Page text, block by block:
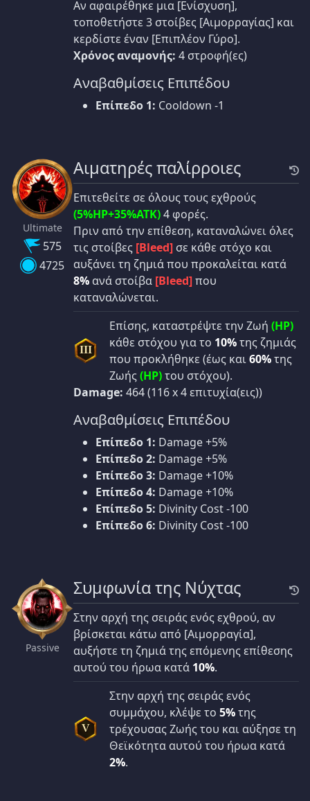
Αν αφαιρέθηκε μια [Ενίσχυση],
τοποθετήστε 3 στοίβες [Αιμορραγίας] και
κερδίστε έναν [Επιπλέον Γύρο].
Χρόνος αναμονής: 4 στροφή(ες)
Αναβαθμίσεις Επιπέδου
Επίπεδο 1: Cooldown -1
Ultimate
575
4725
Αιματηρές παλίρροιες
Επιτεθείτε σε όλους τους εχθρούς
(5%HP+35%ATK)4 φορές.
Πριν από την επίθεση, καταναλώνει όλες
τις στοίβες [Bleed] σε κάθε στόχο και
αυξάνει τη ζημιά που προκαλείται κατά
8% ανά στοίβα [Bleed]που
καταναλώνεται.
III
Επίσης, καταστρέψτε την Ζωή (HP)
κάθε στόχου για το 10%της ζημιάς
που προκλήθηκε (έως και60%της
Ζωής(HP)του στόχου).
Damage: 464 (116 x 4 επιτυχία(εις))
Αναβαθμίσεις Επιπέδου
Επίπεδο 1: Damage +5%
Επίπεδο 2: Damage +5%
Επίπεδο 3: Damage +10%
Επίπεδο 4: Damage +10%
Επίπεδο 5: Divinity Cost -100
Επίπεδο 6: Divinity Cost -100
Passive
Συμφωνία της Νύχτας
Στην αρχή της σειράς ενός εχθρού, αν
βρίσκεται κάτω από [Αιμορραγία],
αυξήστε τη ζημιά της επόμενης επίθεσης
αυτού του ήρωα κατά 10%.
V
Στην αρχή της σειράς ενός
συμμάχου, κλέψε το 5%της
τρέχουσας Ζωής του και αύξησε τη
Θεϊκότητα αυτού του ήρωα κατά
2%.